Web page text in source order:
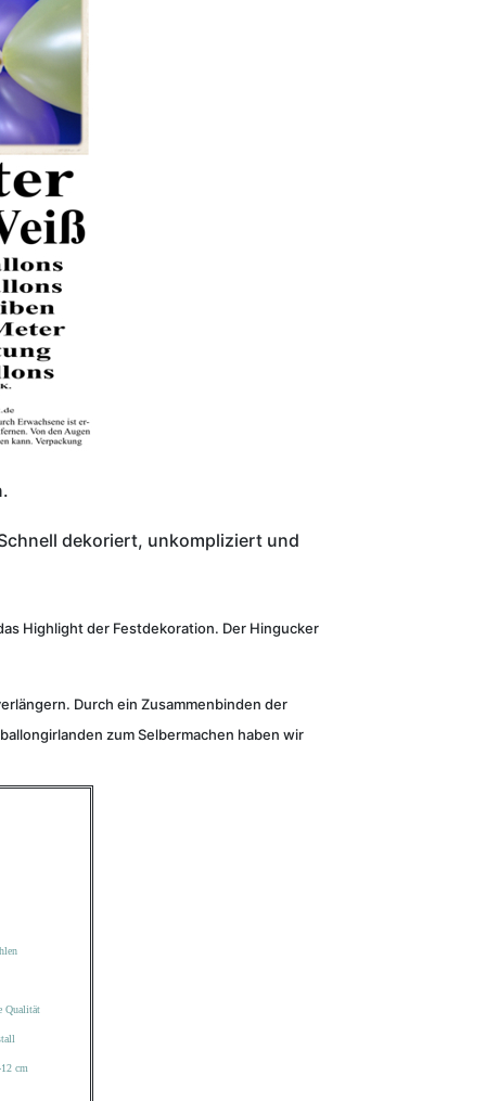
dekoriert, unkompliziert und
Highlight der Festdekoration. Der Hingucker
Durch ein Zusammenbinden der
zum Selbermachen haben wir
Qualität
cm